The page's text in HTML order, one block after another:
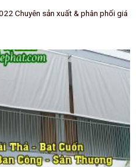
Chuyên sản xuất & phân phối giá